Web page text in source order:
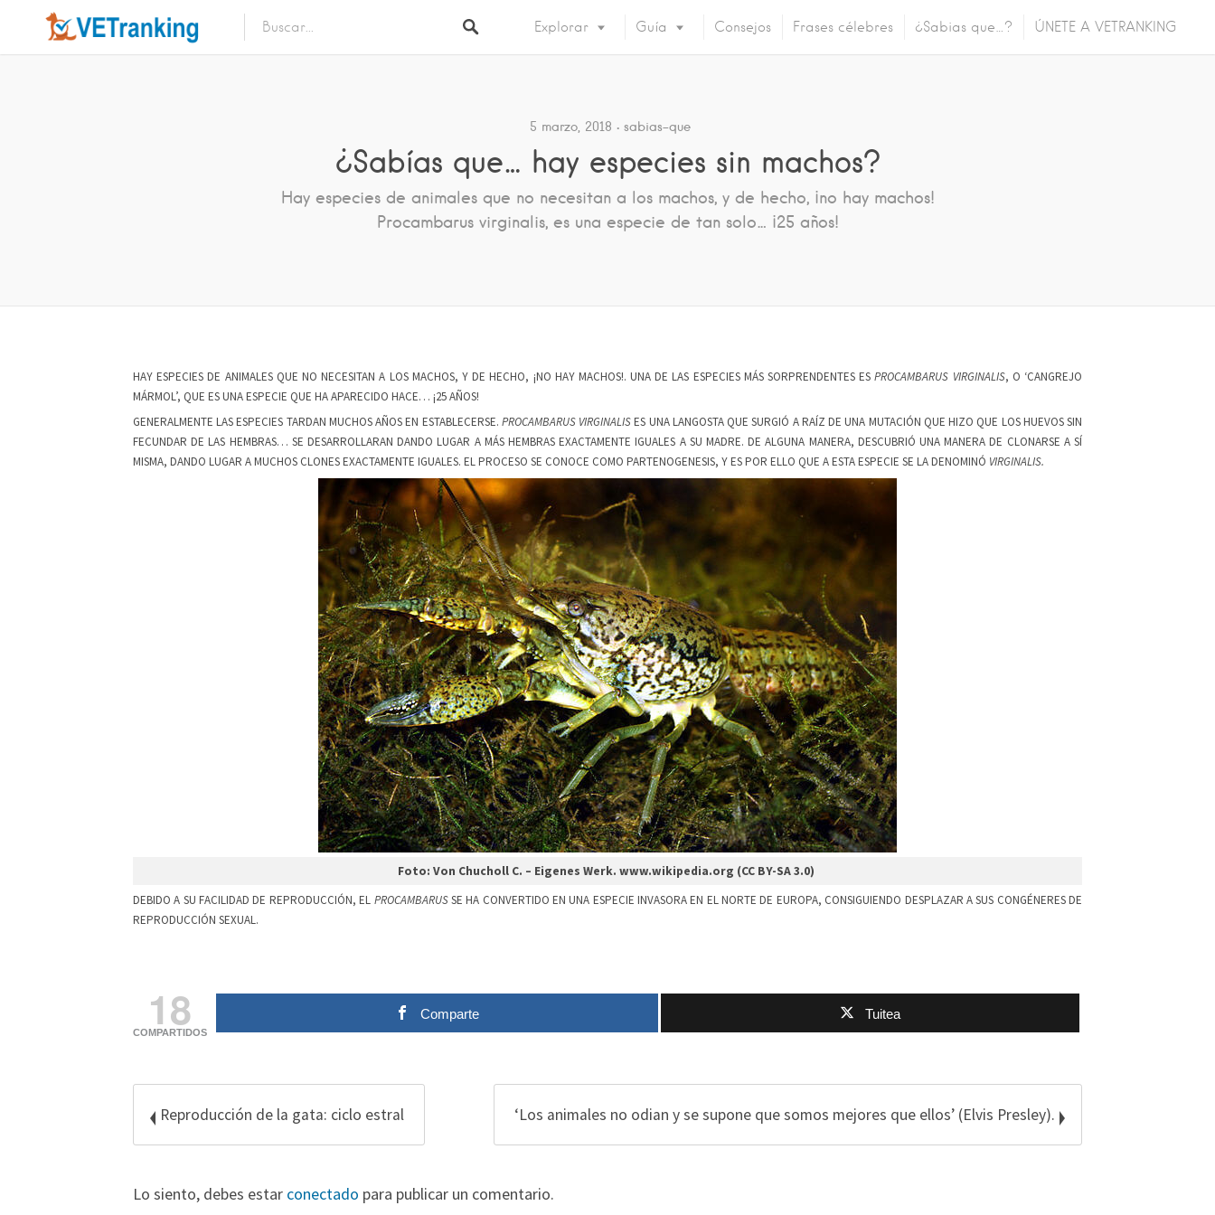
Explorar Guía Consejos Frases célebres ¿Sabias que…? ÚNETE A VETRANKING
5 marzo, 2018 sabias-que
¿Sabías que… hay especies sin machos?
Hay especies de animales que no necesitan a los machos, y de hecho, ¡no hay machos!
Procambarus virginalis, es una especie de tan solo… ¡25 años!
HAY ESPECIES DE ANIMALES QUE NO NECESITAN A LOS MACHOS, Y DE HECHO, ¡NO HAY MACHOS!. UNA DE LAS ESPECIES MÁS SORPRENDENTES ESPROCAMBARUS VIRGINALIS, O ‘CANGREJO
MÁRMOL’, QUE ES UNA ESPECIE QUE HA APARECIDO HACE… ¡25 AÑOS!
GENERALMENTE LAS ESPECIES TARDAN MUCHOS AÑOS EN ESTABLECERSE. PROCAMBARUS VIRGINALISES UNA LANGOSTA QUE SURGIÓ A RAÍZ DE UNA MUTACIÓN QUE HIZO QUE LOS HUEVOS SIN
FECUNDAR DE LAS HEMBRAS… SE DESARROLLARAN DANDO LUGAR A MÁS HEMBRAS EXACTAMENTE IGUALES A SU MADRE. DE ALGUNA MANERA, DESCUBRIÓ UNA MANERA DE CLONARSE A SÍ
MISMA, DANDO LUGAR A MUCHOS CLONES EXACTAMENTE IGUALES. EL PROCESO SE CONOCE COMO PARTENOGENESIS, Y ES POR ELLO QUE A ESTA ESPECIE SE LA DENOMINÓ VIRGINALIS.
Foto: Von Chucholl C. – Eigenes Werk. www.wikipedia.org (CC BY-SA 3.0)
DEBIDO A SU FACILIDAD DE REPRODUCCIÓN, EL PROCAMBARUSSE HA CONVERTIDO EN UNA ESPECIE INVASORA EN EL NORTE DE EUROPA, CONSIGUIENDO DESPLAZAR A SUS CONGÉNERES DE
REPRODUCCIÓN SEXUAL.
18
COMPARTIDOS
Comparte Tuitea
Reproducción de la gata: ciclo estral ‘Los animales no odian y se supone que somos mejores que ellos’ (Elvis Presley).
Lo siento, debes estar conectado para publicar un comentario.